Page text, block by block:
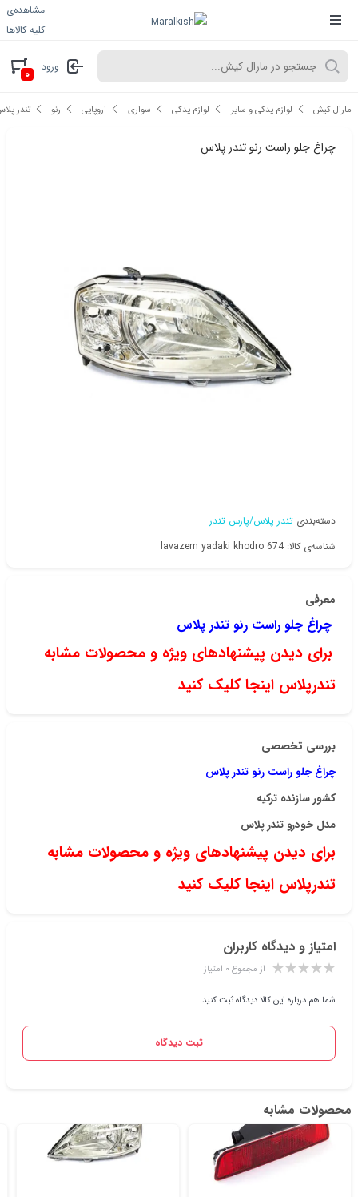
مشاهده‌ی
کلیه کالاها
ورود ۰
مارال کیش لوازم یدکی و سایر لوازم یدکی سواری اروپایی رنو تندر
چراغ جلو راست رنو تندر پلاس
دسته‌بندی تندر پلاس/پارس تندر
شناسه‌ی کالا: lavazem yadaki khodro 674
معرفی
چراغ جلو راست رنو تندر پلاس
برای دیدن پیشنهادهای ویژه و محصولات مشابه
تندرپلاس اینجا کلیک کنید
بررسی تخصصی
چراغ جلو راست رنو تندر پلاس
کشور سازنده ترکیه
مدل خودرو تندر پلاس
برای دیدن پیشنهادهای ویژه و محصولات مشابه
تندرپلاس اینجا کلیک کنید
امتیاز و دیدگاه کاربران
از مجموع ۰ امتیاز
شما هم درباره این کالا دیدگاه ثبت کنید
ثبت دیدگاه
محصولات مشابه